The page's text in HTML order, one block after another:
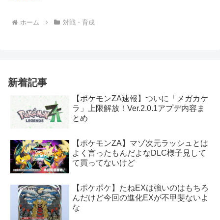
ホーム 対戦・育成
新着記事
【ポケモンZA速報】ついに「メガカケ
ラ」上限解放！Ver.2.0.1アプデ内容ま
とめ
【ポケモンZA】マゾ次元ラッシュとは
よく言ったもんだよなDLC様子見して
て買ってないけど
【ポケポケ】たねEXは強いのはもちろ
んだけど今回の進化EXが不甲斐ないよ
な